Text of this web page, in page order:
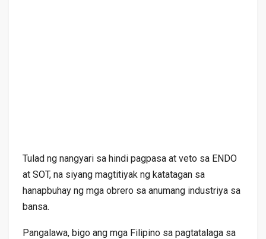
Tulad ng nangyari sa hindi pagpasa at veto sa ENDO
at SOT, na siyang magtitiyak ng katatagan sa
hanapbuhay ng mga obrero sa anumang industriya sa
bansa.
Pangalawa, bigo ang mga Filipino sa pagtatalaga sa